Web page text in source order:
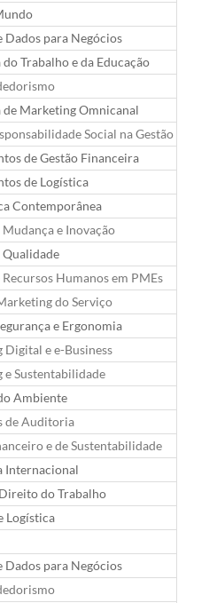
Dados para Negócios
Trabalho e da Educação
de Marketing Omnicanal
Social na Gestão
de Gestão Financeira
de Logística
Contemporânea
Mudança e Inovação
Qualidade
Recursos Humanos em PMEs
do Serviço
e Ergonomia
Digital e e-Business
e Sustentabilidade
Ambiente
de Auditoria
e de Sustentabilidade
Internacional
do Trabalho
Logística
Dados para Negócios